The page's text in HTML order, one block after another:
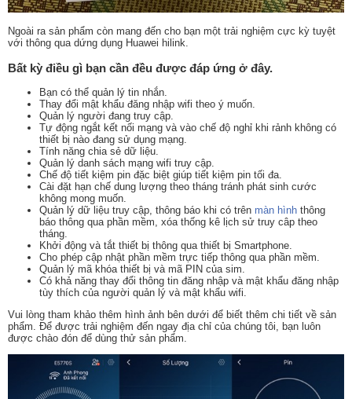
Ngoài ra sản phẩm còn mang đến cho bạn một trải nghiệm cực kỳ tuyệt
với thông qua dứng dụng Huawei hilink.
Bất kỳ điều gì bạn cần đều được đáp ứng ở đây.
Bạn có thể quản lý tin nhắn.
Thay đổi mật khẩu đăng nhập wifi theo ý muốn.
Quản lý người đang truy cập.
Tự động ngắt kết nối mạng và vào chế độ nghỉ khi rảnh không có
thiết bị nào đang sử dụng mạng.
Tính năng chia sẻ dữ liệu.
Quản lý danh sách mạng wifi truy cập.
Chế độ tiết kiệm pin đặc biệt giúp tiết kiệm pin tối đa.
Cài đặt hạn chế dung lượng theo tháng tránh phát sinh cước
không mong muốn.
Quản lý dữ liệu truy cập, thông báo khi có trên màn hình thông
báo thông qua phần mềm, xóa thống kê lịch sử truy câp theo
tháng.
Khởi động và tắt thiết bị thông qua thiết bị Smartphone.
Cho phép cập nhật phần mềm trực tiếp thông qua phần mềm.
Quản lý mã khóa thiết bị và mã PIN của sim.
Có khả năng thay đổi thông tin đăng nhập và mật khẩu đăng nhập
tùy thích của người quản lý và mật khẩu wifi.
Vui lòng tham khảo thêm hình ảnh bên dưới để biết thêm chi tiết về sản
phẩm. Để được trải nghiệm đến ngay địa chỉ của chúng tôi, bạn luôn
được chào đón để dùng thử sản phẩm.